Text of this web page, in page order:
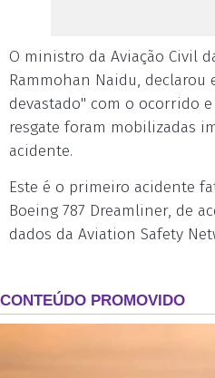
O ministro da Aviação Civil
Rammohan Naidu, declarou
devastado" com o ocorrido
resgate foram mobilizadas
acidente.
Este é o primeiro acidente
Boeing 787 Dreamliner, de
dados da Aviation Safety